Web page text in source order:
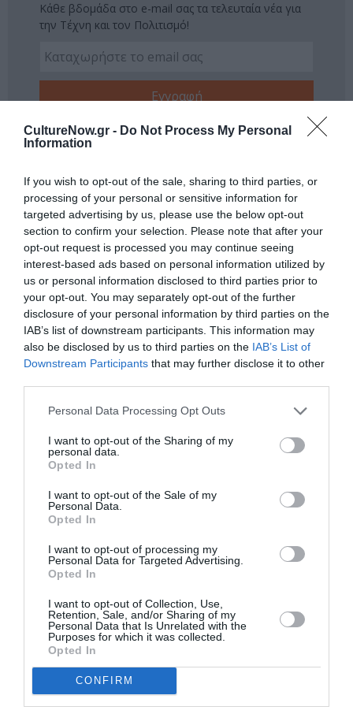
CultureNow.gr - Do Not Process My Personal
Information
If you wish to opt-out of the sale, sharing to third parties, or
processing of your personal or sensitive information for
targeted advertising by us, please use the below opt-out
section to confirm your selection. Please note that after your
opt-out request is processed you may continue seeing
interest-based ads based on personal information utilized by
us or personal information disclosed to third parties prior to
your opt-out. You may separately opt-out of the further
disclosure of your personal information by third parties on the
IAB’s list of downstream participants. This information may
also be disclosed by us to third parties on the IAB’s List of
Downstream Participants that may further disclose it to other
Personal Data Processing Opt Outs
I want to opt-out of the Sharing of my
personal data.
Opted In
I want to opt-out of the Sale of my
Personal Data.
Opted In
I want to opt-out of processing my
Personal Data for Targeted Advertising.
Opted In
I want to opt-out of Collection, Use,
Retention, Sale, and/or Sharing of my
Personal Data that Is Unrelated with the
Purposes for which it was collected.
Opted In
CONFIRM
Κάθε βδομάδα στο e-mail σας τα τελευταία νέα για
την Τέχνη και τον Πολιτισμό!
Ακολουθήστε το Culturenow.gr
Δημοφιλή Άρθρα
O «Οιδίποδας» του
Νίκο Κουρή & Μαρία
Θεοδώρα,
ελληνική όπερα του
στο θέατρο
Ολύμπια
Μακμπέθ, της
Κατερίνας
Ευαγγελάτου με
Γιώργο Γάλλο &
Καρυοφυλλιά
Καραμπέτη στο
Θέατρο Βασιλάκου
Αίνιγμα της Εικόνας:
Ομαδική έκθεση στο
Ίδρυμα Π. & Μ.
Κυδωνιέως